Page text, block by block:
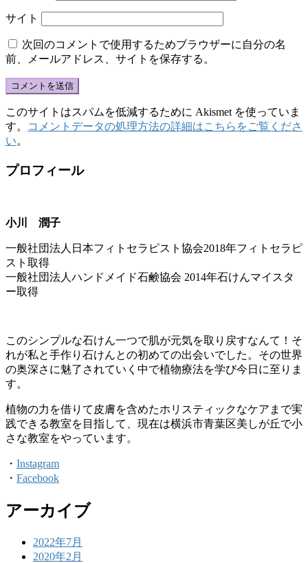
サイト
次回のコメントで使用するためブラウザーに自分の名
前、メールアドレス、サイトを保存する。
このサイトはスパムを低減するために Akismet を使っていま
す。
コメントデータの処理方法の詳細はこちらをご覧くださ
い。
プロフィール
小川 潤子
一般社団法人日本フィトセラピスト協会2018年フィトセラピ
スト取得
一般社団法人ハンドメイド石鹸協会 2014年石けんマイスタ
ー取得
このシンプルな石けん一つで肌が元気を取り戻すなんて！そ
れが私と手作り石けんとの初めての出会いでした。その世界
の奥深さに魅了されていく中で植物療法を学び今日に至りま
す。
植物の力を借りて皮膚を含めたホリスティックなケアまで実
践できる教室を目指して、現在は横浜市青葉区美しが丘で小
さな教室をやっています。
・ Instagram
・ Facebook
アーカイブ
2022年7月
2020年2月